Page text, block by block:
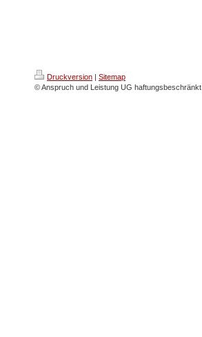
Druckversion | Sitemap
© Anspruch und Leistung UG haftungsbeschränkt